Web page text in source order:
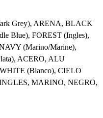
Grey), ARENA, BLACK
Blue), FOREST (Ingles),
(Marino/Marine),
ACERO, ALU
(Blanco), CIELO
MARINO, NEGRO,